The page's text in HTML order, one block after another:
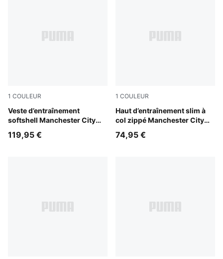
1 COULEUR
Veste d’entraînement
softshell Manchester City
Blue Jewel-Dewdrop
119,95 €
1 COULEUR
Haut d’entraînement slim à
col zippé Manchester City
Dewdrop-Blue Jewel
74,95 €